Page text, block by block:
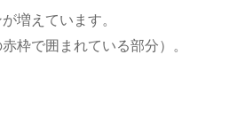
増えています。
枠で囲まれている部分）。